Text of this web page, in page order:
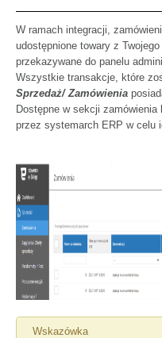
W ramach integracji,
udostępnione towary z
przekazywane do panelu
Wszystkie transakcje, które
Sprzedaż/ Zamówienia
Dostępne w sekcji zamówienia
przez systemarch ERP w celu
Wskazówka